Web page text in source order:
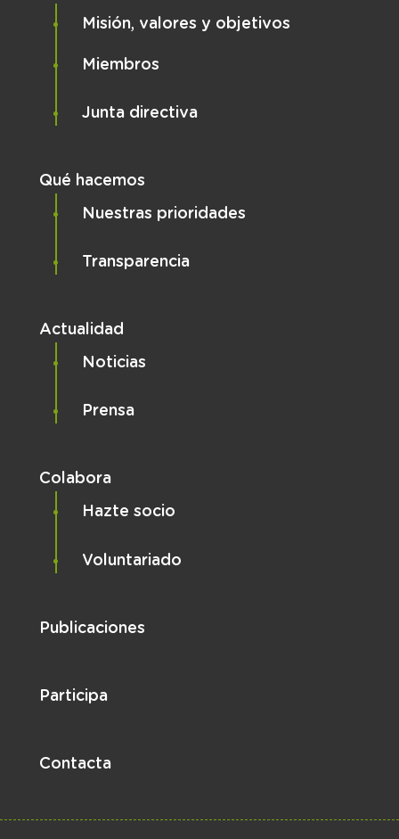
Misión, valores y objetivos
Miembros
Junta directiva
Qué hacemos
Nuestras prioridades
Transparencia
Actualidad
Noticias
Prensa
Colabora
Hazte socio
Voluntariado
Publicaciones
Participa
Contacta